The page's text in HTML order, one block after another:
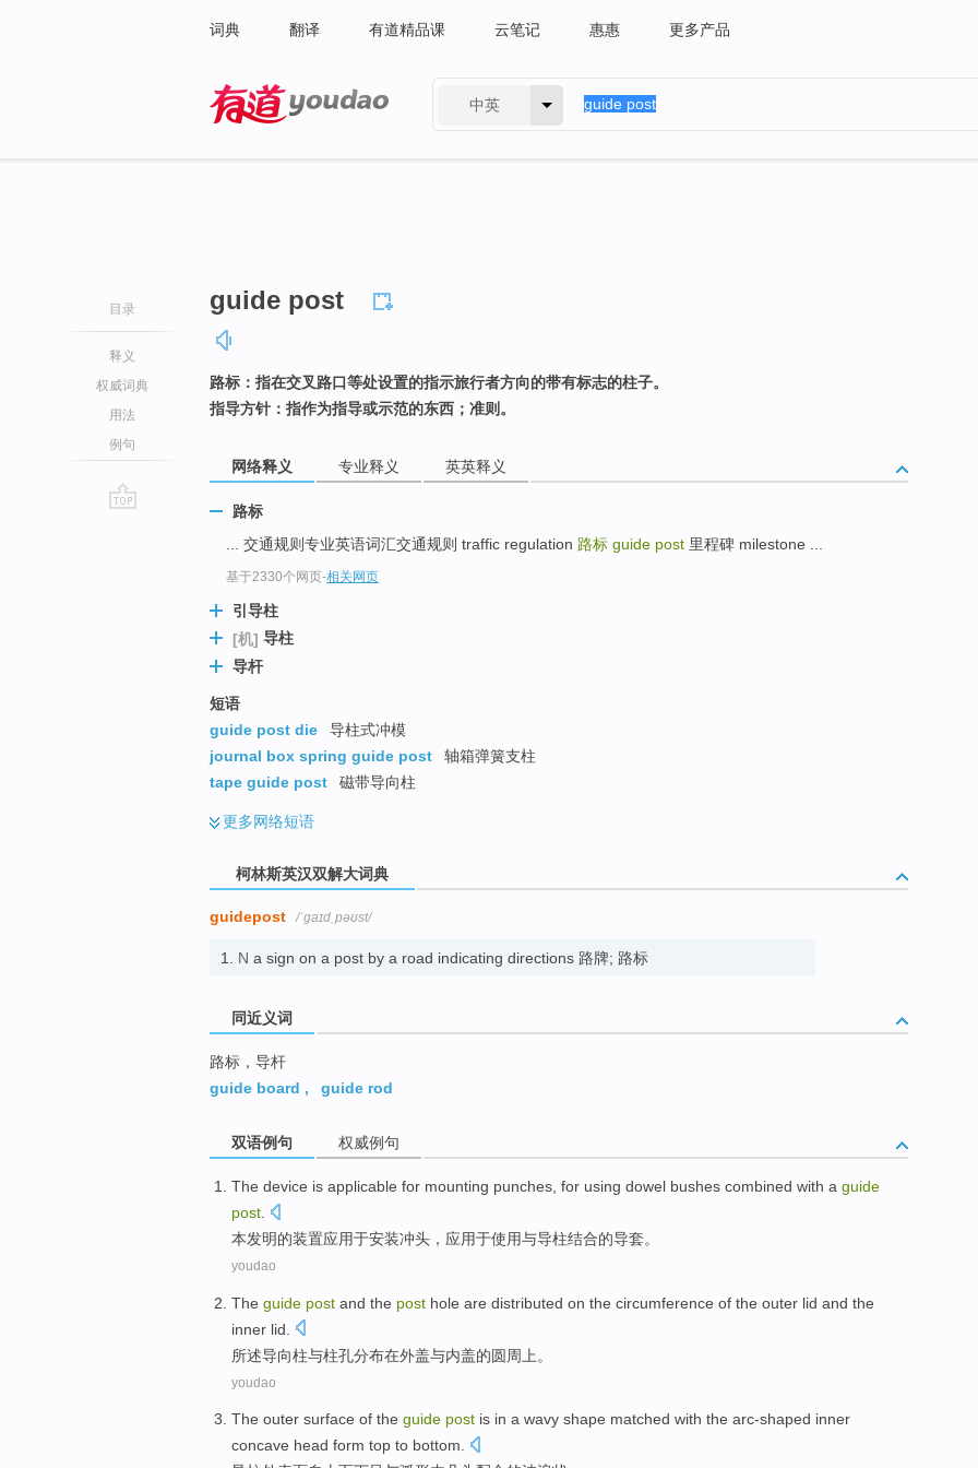
词典 翻译 有道精品课 云笔记 惠惠 更多产品
中英
目录
释义
权威词典
用法
例句
guide post
路标：指在交叉路口等处设置的指示旅行者方向的带有标志的柱子。
指导方针：指作为指导或示范的东西；准则。
网络释义 专业释义 英英释义
路标
... 交通规则专业英语词汇交通规则 traffic regulation 路标 guide post 里程碑 milestone ...
基于2330个网页-相关网页
引导柱
[机] 导柱
导杆
短语
guide post die
导柱式冲模
journal box spring guide post
轴箱弹簧支柱
tape guide post
磁带导向柱
更多网络短语
柯林斯英汉双解大词典
guidepost /ˈɡaɪdˌpəʊst/
1. N a sign on a post by a road indicating directions 路牌; 路标
同近义词
路标，导杆
guide board , guide rod
双语例句 权威例句
The device is applicable for mounting punches , for using dowel bushes combined with a guide
post
本发明的装置应用于安装冲头 ，应用于使用与导柱结合的导套。
youdao
The guide post and the post hole are distributed on the circumference of the outer lid and the
inner lid
所述导向柱与柱孔分布在外盖与内盖的圆周 上 。
youdao
The outer surface of the guide post is in a wavy shape matched with the arc-shaped inner
concave head form top to bottom.